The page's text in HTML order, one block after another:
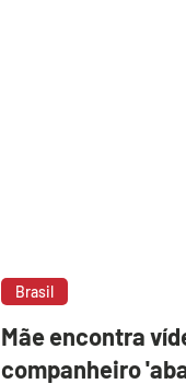
Mãe encontra
companheiro
Brasil